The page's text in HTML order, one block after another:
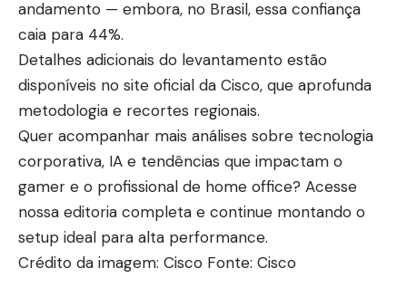
andamento — embora, no Brasil, essa confiança
caia para 44%.
Detalhes adicionais do levantamento estão
disponíveis no site oficial da Cisco, que aprofunda
metodologia e recortes regionais.
Quer acompanhar mais análises sobre tecnologia
corporativa, IA e tendências que impactam o
gamer e o profissional de home office? Acesse
nossa editoria completa e continue montando o
setup ideal para alta performance.
Crédito da imagem: Cisco Fonte: Cisco